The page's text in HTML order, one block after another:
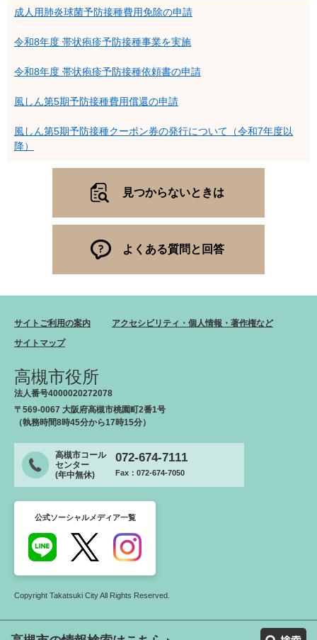
成人用肺炎球菌予防接種費用免除の申請
令和8年度 帯状疱疹予防接種事業を実施
令和8年度 帯状疱疹予防接種依頼書の申請
風しん第5期予防接種費用償還の申請
風しん第5期予防接種クーポン券の発行について（令和7年度以
降）
見つからないときは
よくある質問と回答
サイトご利用の案内
アクセシビリティ・個人情報・著作権など
サイトマップ
高槻市役所
法人番号4000020272078
〒569-0067 大阪府高槻市桃園町2番1号
（執務時間8時45分から17時15分）
高槻市コール
センター
(年中無休)
072-674-7111
Fax：072-674-7050
公式ソーシャルメディア一覧
Copyright Takatsuki City All Rights Reserved.